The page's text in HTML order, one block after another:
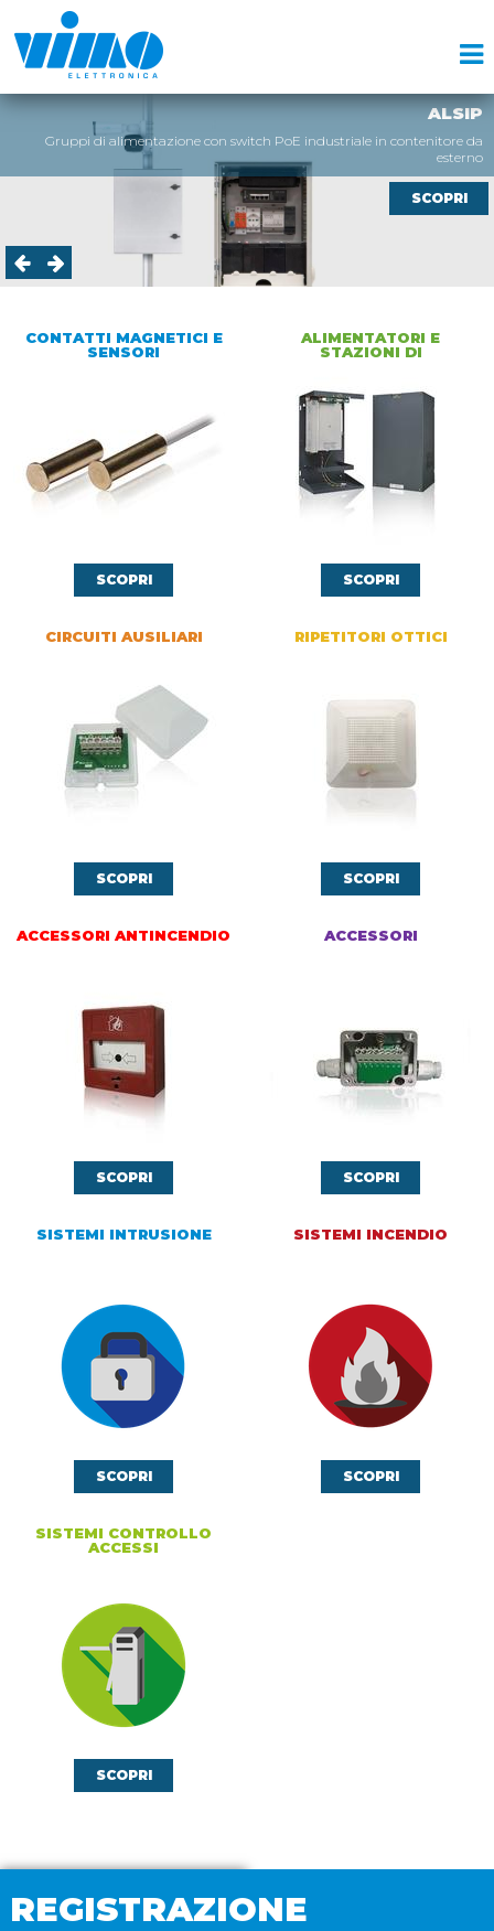
ALSIP
Gruppi di alimentazione con switch PoE industriale in contenitore da
esterno
SCOPRI
CONTATTI MAGNETICI E
SENSORI
SCOPRI
ALIMENTATORI E
STAZIONI DI
SCOPRI
CIRCUITI AUSILIARI
SCOPRI
RIPETITORI OTTICI
SCOPRI
ACCESSORI ANTINCENDIO
SCOPRI
ACCESSORI
SCOPRI
SISTEMI INTRUSIONE
SCOPRI
SISTEMI INCENDIO
SCOPRI
SISTEMI CONTROLLO
ACCESSI
SCOPRI
REGISTRAZIONE